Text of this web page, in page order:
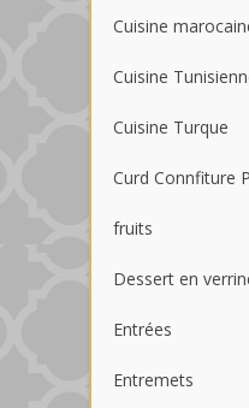
Cuisine
Cuisine
Cuisine Turque
Curd Connfiture
fruits
Dessert en
Entrées
Entremets